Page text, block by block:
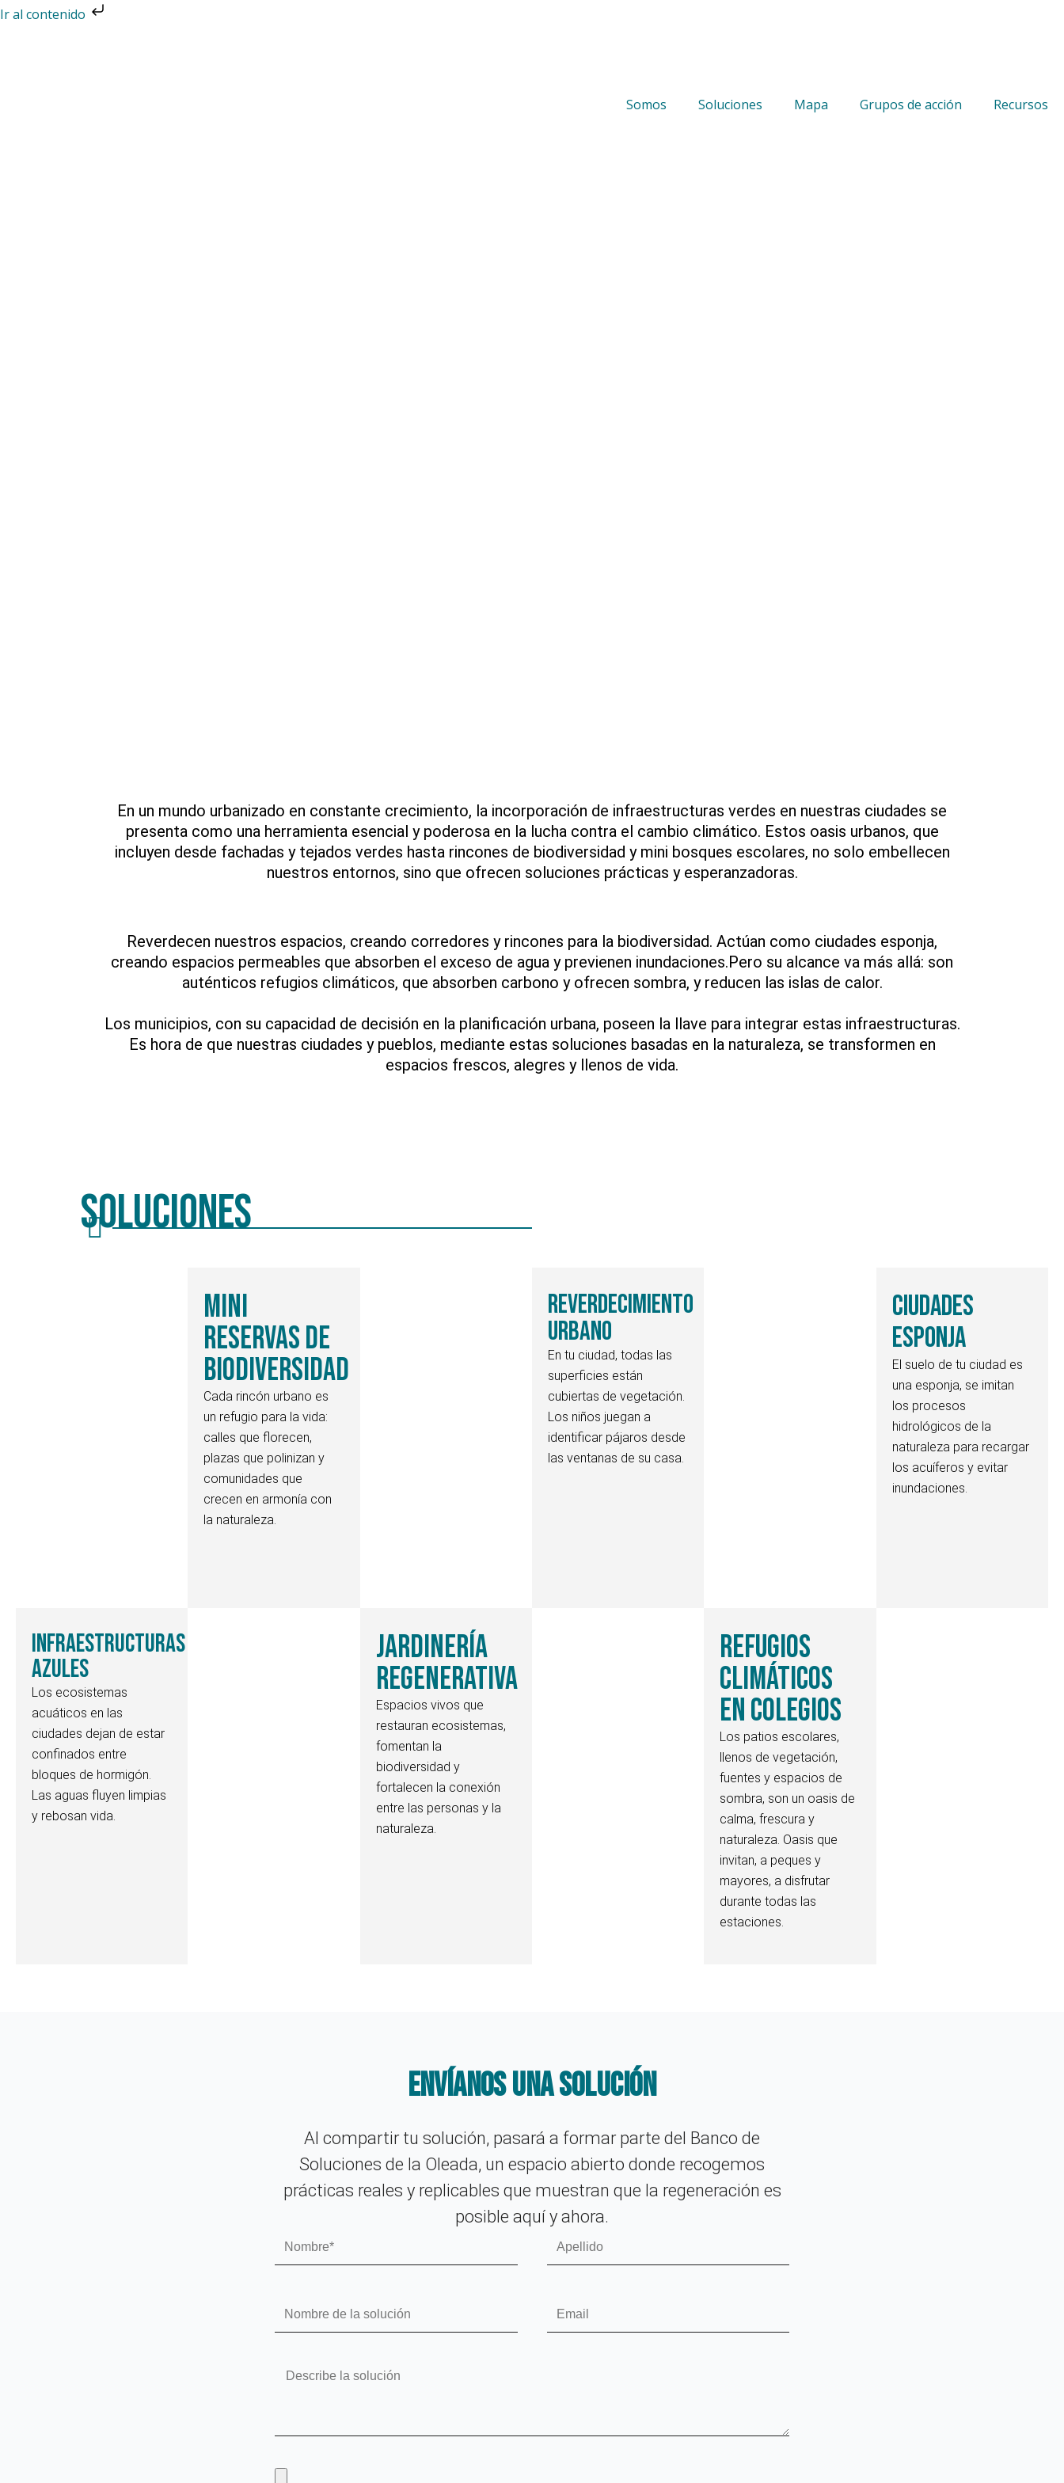
Ir al contenido
Ir
Somos Soluciones Mapa Grupos de acción Recursos
En un mundo urbanizado en constante crecimiento, la incorporación de infraestructuras verdes en nuestras ciudades se
presenta como una herramienta esencial y poderosa en la lucha contra el cambio climático. Estos oasis urbanos, que
incluyen desde fachadas y tejados verdes hasta rincones de biodiversidad y mini bosques escolares, no solo embellecen
nuestros entornos, sino que ofrecen soluciones prácticas y esperanzadoras.
Reverdecen nuestros espacios, creando corredores y rincones para la biodiversidad. Actúan como ciudades esponja,
creando espacios permeables que absorben el exceso de agua y previenen inundaciones.Pero su alcance va más allá: son
auténticos refugios climáticos, que absorben carbono y ofrecen sombra, y reducen las islas de calor.
Los municipios, con su capacidad de decisión en la planificación urbana, poseen la llave para integrar estas infraestructuras.
Es hora de que nuestras ciudades y pueblos, mediante estas soluciones basadas en la naturaleza, se transformen en
espacios frescos, alegres y llenos de vida.
Soluciones
Mini
Reservas de
Biodiversidad
Cada rincón urbano es
un refugio para la vida:
calles que florecen,
plazas que polinizan y
comunidades que
crecen en armonía con
la naturaleza.
reverdecimiento
urbano
En tu ciudad, todas las
superficies están
cubiertas de vegetación.
Los niños juegan a
identificar pájaros desde
las ventanas de su casa.
Ciudades
esponja
El suelo de tu ciudad es
una esponja, se imitan
los procesos
hidrológicos de la
naturaleza para recargar
los acuíferos y evitar
inundaciones.
Infraestructuras
azules
Los ecosistemas
acuáticos en las
ciudades dejan de estar
confinados entre
bloques de hormigón.
Las aguas fluyen limpias
y rebosan vida.
Jardinería
regenerativa
Espacios vivos que
restauran ecosistemas,
fomentan la
biodiversidad y
fortalecen la conexión
entre las personas y la
naturaleza.
Refugios
climáticos
en colegios
Los patios escolares,
llenos de vegetación,
fuentes y espacios de
sombra, son un oasis de
calma, frescura y
naturaleza. Oasis que
invitan, a peques y
mayores, a disfrutar
durante todas las
estaciones.
envíanos una solución
Al compartir tu solución, pasará a formar parte del Banco de
Soluciones de la Oleada, un espacio abierto donde recogemos
prácticas reales y replicables que muestran que la regeneración es
posible aquí y ahora.
de
la
Mensaje
Sube